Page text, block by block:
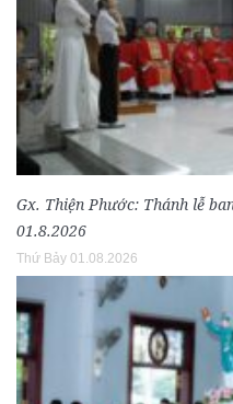
Gx. Thiện Phước: Thánh lễ
01.8.2026
Thứ Bảy 01.08.2026